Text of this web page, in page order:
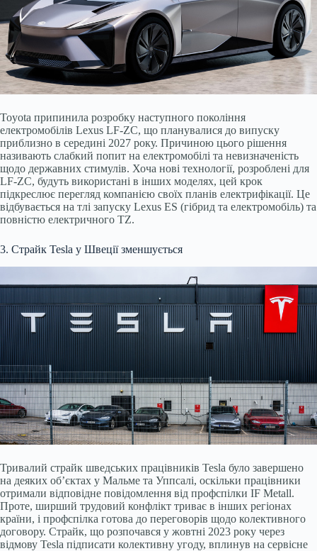
Toyota припинила розробку наступного покоління
електромобілів Lexus LF-ZC, що планувалися до випуску
приблизно в середині 2027 року. Причиною цього рішення
називають слабкий попит на електромобілі та невизначеність
щодо державних стимулів. Хоча нові технології, розроблені для
LF-ZC, будуть використані в інших моделях, цей крок
підкреслює перегляд компанією своїх планів електрифікації. Це
відбувається на тлі запуску Lexus ES (гібрид та електромобіль) та
повністю електричного TZ.
3. Страйк Tesla у Швеції зменшується
Тривалий страйк шведських працівників Tesla було завершено
на деяких об’єктах у Мальме та Уппсалі, оскільки працівники
отримали відповідне повідомлення від профспілки IF Metall.
Проте, ширший трудовий конфлікт триває в інших регіонах
країни, і профспілка готова до переговорів щодо колективного
договору. Страйк, що розпочався у жовтні 2023 року через
відмову Tesla підписати колективну угоду, вплинув на сервісне